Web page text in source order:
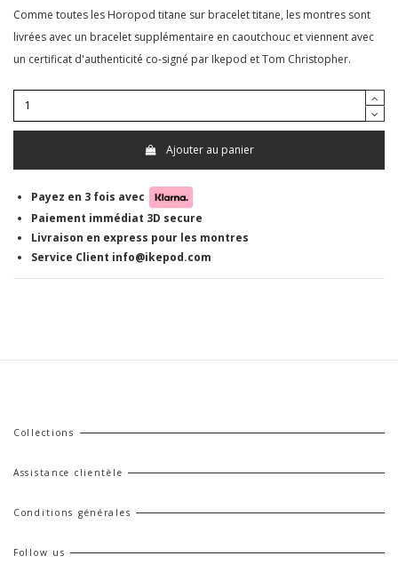
Comme toutes les Horopod titane sur bracelet titane, les montres sont
livrées avec un bracelet supplémentaire en caoutchouc et viennent avec
un certificat d'authenticité co-signé par Ikepod et Tom Christopher.
Ajouter au panier
Payez en 3 fois avec
Paiement immédiat 3D secure
Livraison en express pour les montres
Service Client info@ikepod.com
Collections
Assistance clientèle
Conditions générales
Follow us